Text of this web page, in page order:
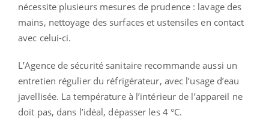
nécessite plusieurs mesures de prudence : lavage des
mains, nettoyage des surfaces et ustensiles en contact
avec celui-ci.
L’Agence de sécurité sanitaire recommande aussi un
entretien régulier du réfrigérateur, avec l’usage d’eau
javellisée. La température à l’intérieur de l’appareil ne
doit pas, dans l’idéal, dépasser les 4 °C.